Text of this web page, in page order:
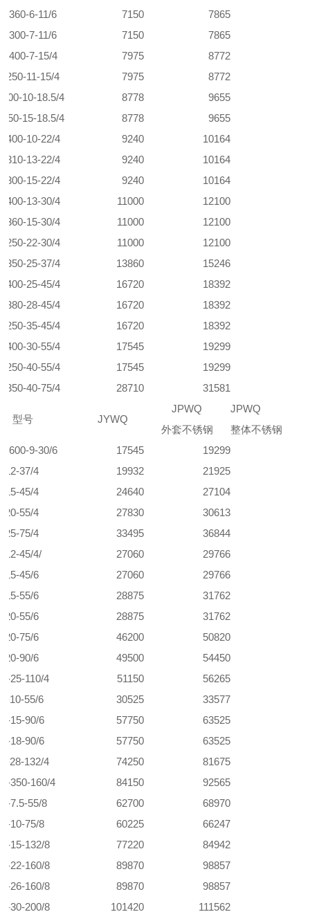
360-6-11/6
7150
7865
300-7-11/6
7150
7865
400-7-15/4 7975
8772
250-11-15/4 7975
8772
10-18.5/4 8778
9655
15-18.5/4 8778
9655
400-10-22/4 9240
10164
310-13-22/4 9240
10164
300-15-22/4 9240
10164
400-13-30/4 11000
12100
360-15-30/4 11000
12100
250-22-30/4 11000
12100
350-25-37/4 13860
15246
400-25-45/4 16720
18392
380-28-45/4 16720
18392
250-35-45/4 16720
18392
400-30-55/4 17545
19299
250-40-55/4 17545
19299
350-40-75/4 28710 31581
型号 JYWQ
JPWQ
外套不锈钢
JPWQ
整体不锈钢
600-9-30/6
17545
19299
12-37/4
19932
21925
15-45/4
24640
27104
20-55/4
27830
30613
25-75/4
33495
36844
12-45/4/
27060
29766
15-45/6
27060
29766
15-55/6
28875
31762
20-55/6
28875
31762
20-75/6
46200
50820
20-90/6
49500
54450
25-110/4
51150
56265
10-55/6
30525
33577
15-90/6
57750
63525
18-90/6
57750
63525
28-132/4
74250
81675
350-160/4
84150
92565
7.5-55/8
62700
68970
10-75/8
60225
66247
15-132/8
77220
84942
22-160/8
89870
98857
26-160/8
89870
98857
30-200/8
101420
111562